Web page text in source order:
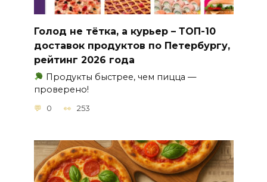
Голод не тётка, а курьер – ТОП-10
доставок продуктов по Петербургу,
рейтинг 2026 года
Продукты быстрее, чем пицца —
проверено!
0 253